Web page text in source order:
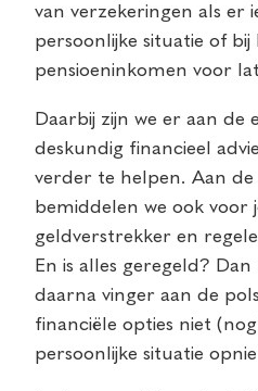
van verzekeringen als er
persoonlijke situatie of bij
pensioeninkomen voor
Daarbij zijn we er aan
deskundig financieel
verder te helpen. Aan
bemiddelen we ook voor
geldverstrekker en
En is alles geregeld?
daarna vinger aan de
financiële opties niet
persoonlijke situatie